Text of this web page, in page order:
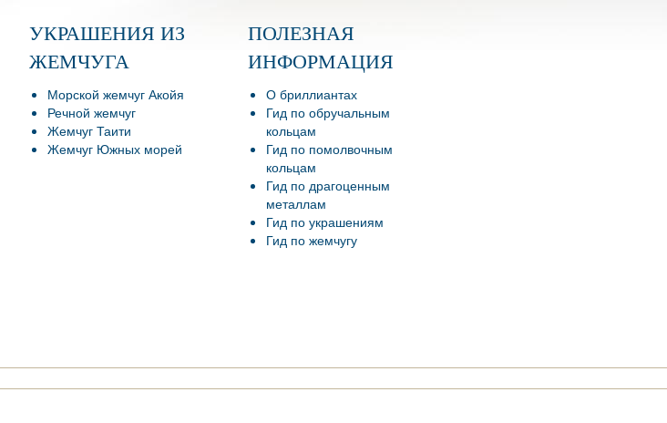
УКРАШЕНИЯ ИЗ
ЖЕМЧУГА
Морской жемчуг Акойя
Речной жемчуг
Жемчуг Таити
Жемчуг Южных морей
ПОЛЕЗНАЯ
ИНФОРМАЦИЯ
О бриллиантах
Гид по обручальным
кольцам
Гид по помолвочным
кольцам
Гид по драгоценным
металлам
Гид по украшениям
Гид по жемчугу